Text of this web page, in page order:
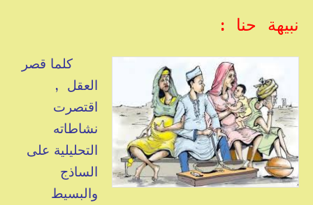
نبيهة حنا :
كلما قصر
العقل ,
اقتصرت
نشاطاته
التحليلية على
الساذج
والبسيط